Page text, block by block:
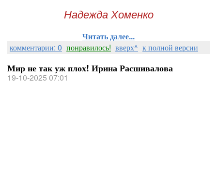
Надежда Хоменко
Читать далее...
комментарии: 0 понравилось! вверх^ к полной версии
Мир не так уж плох! Ирина Расшивалова
19-10-2025 07:01